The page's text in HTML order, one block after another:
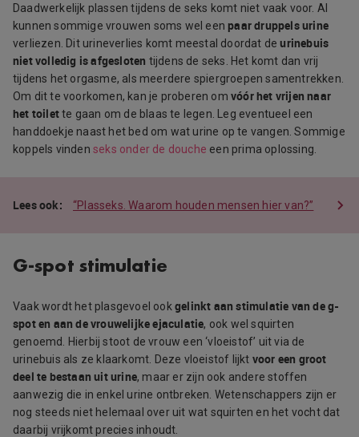
Daadwerkelijk plassen tijdens de seks komt niet vaak voor. Al
kunnen sommige vrouwen soms wel eenpaar druppels urine
verliezen. Dit urineverlies komt meestal doordat deurinebuis
niet volledig is afgesloten tijdens de seks. Het komt dan vrij
tijdens het orgasme, als meerdere spiergroepen samentrekken.
Om dit te voorkomen, kan je proberen om vóór het vrijen naar
het toilette gaan om de blaas te legen. Leg eventueel een
handdoekje naast het bed om wat urine op te vangen. Sommige
koppels vinden seks onder de douche een prima oplossing.
“Plasseks. Waarom houden mensen hier van?”
G-spot stimulatie
Vaak wordt het plasgevoel ook gelinkt aan stimulatie van de g-
spot en aan de vrouwelijke ejaculatie, ook wel squirten
genoemd. Hierbij stoot de vrouw een ‘vloeistof’ uit via de
urinebuis als ze klaarkomt. Deze vloeistof lijkt voor een groot
deel te bestaan uit urine, maar er zijn ook andere stoffen
aanwezig die in enkel urine ontbreken. Wetenschappers zijn er
nog steeds niet helemaal over uit wat squirten en het vocht dat
daarbij vrijkomt precies inhoudt.